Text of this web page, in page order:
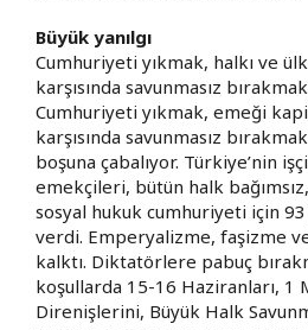
Büyük yanılgı
Cumhuriyeti yıkmak, halkı ve
karşısında savunmasız
Cumhuriyeti yıkmak, emeği
karşısında savunmasız
boşuna çabalıyor. Türkiye’nin
emekçileri, bütün halk
sosyal hukuk cumhuriyeti için 93
verdi. Emperyalizme, faşizme
kalktı. Diktatörlere pabuç
koşullarda 15-16 Haziranları, 1
Direnişlerini, Büyük Halk